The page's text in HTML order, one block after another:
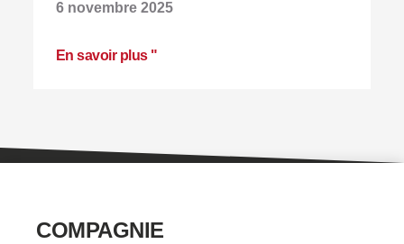
6 novembre 2025
En savoir plus "
COMPAGNIE